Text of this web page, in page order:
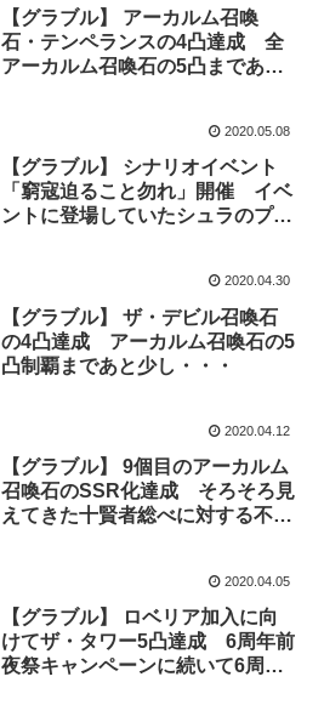
【グラブル】 アーカルム召喚
石・テンペランスの4凸達成 全
アーカルム召喚石の5凸まであと
2020.05.08
【グラブル】 シナリオイベント
「窮寇迫ること勿れ」開催 イベ
ントに登場していたシュラのプレ
2020.04.30
【グラブル】 ザ・デビル召喚石
の4凸達成 アーカルム召喚石の5
凸制覇まであと少し・・・
2020.04.12
【グラブル】 9個目のアーカルム
召喚石のSSR化達成 そろそろ見
えてきた十賢者総べに対する不安
2020.04.05
【グラブル】 ロベリア加入に向
けてザ・タワー5凸達成 6周年前
夜祭キャンペーンに続いて6周年